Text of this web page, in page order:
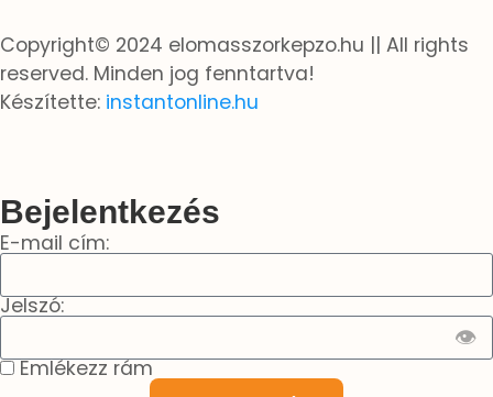
Copyright© 2024 elomasszorkepzo.hu || All rights
reserved. Minden jog fenntartva!​
Készítette: instantonline.hu​
Bejelentkezés
E-mail cím:
Jelszó:
👁
Emlékezz rám